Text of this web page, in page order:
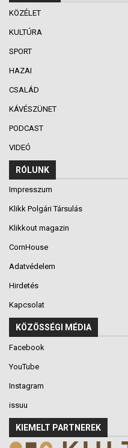
KÖZÉLET
KULTÚRA
SPORT
HAZAI
CSALÁD
KÁVÉSZÜNET
PODCAST
VIDEÓ
RÓLUNK
Impresszum
Klikk Polgári Társulás
Klikkout magazin
CornHouse
Adatvédelem
Hirdetés
Kapcsolat
KÖZÖSSÉGI MÉDIA
Facebook
YouTube
Instagram
issuu
KIEMELT PARTNEREK